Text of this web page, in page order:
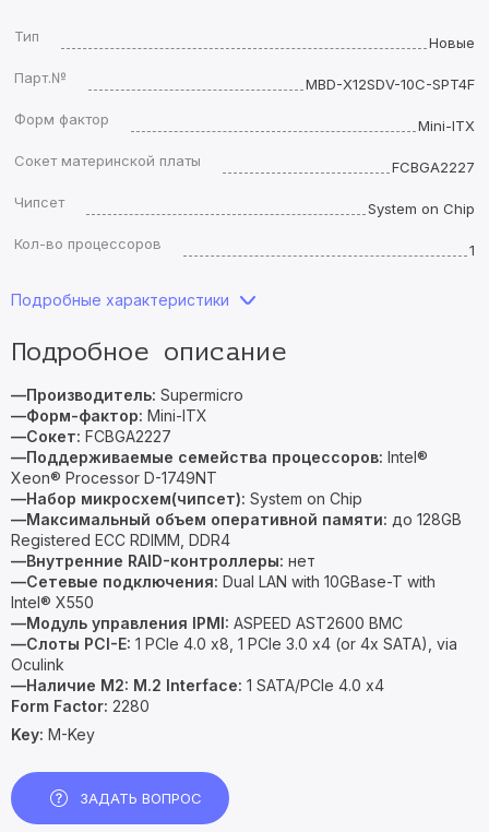
Тип
Новые
Парт.№
MBD-X12SDV-10C-SPT4F
Форм фактор
Mini-ITX
Сокет материнской платы
FCBGA2227
Чипсет
System on Chip
Кол-во процессоров
1
Подробные характеристики
Подробное описание
—Производитель: Supermicro
—Форм-фактор: Mini-ITX
—Сокет: FCBGA2227
—Поддерживаемые семейства процессоров: Intel®
Xeon® Processor D-1749NT
—Набор микросхем(чипсет): System on Chip
—Максимальный объем оперативной памяти: до 128GB
Registered ECC RDIMM, DDR4
—Внутренние RAID-контроллеры: нет
—Сетевые подключения: Dual LAN with 10GBase-T with
Intel® X550
—Модуль управления IPMI: ASPEED AST2600 BMC
—Слоты PCI-E: 1 PCIe 4.0 x8, 1 PCIe 3.0 x4 (or 4x SATA), via
Oculink
—Наличие M2: M.2 Interface: 1 SATA/PCIe 4.0 x4
Form Factor: 2280
Key: M-Key
ЗАДАТЬ ВОПРОС